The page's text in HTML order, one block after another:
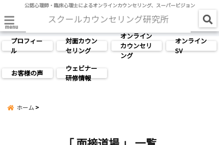
公認心理師・臨床心理士によるオンラインカウンセリング、スーパービジョン
menu
プロフィー
ル
対面カウン
セリング
オンライン
カウンセリ
ング
オンライン
SV
お客様の声
ウェビナー
研修情報
ホーム